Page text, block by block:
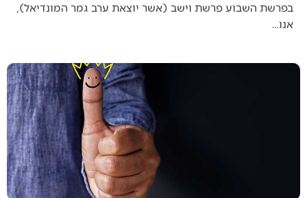
בפרשת השבוע פרשת וישב (אשר יוצאת ערב גמר המונדיאל),
אנו…